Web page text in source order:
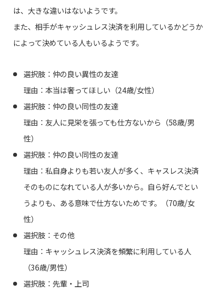
は、大きな違いはないようです。
また、相手がキャッシュレス決済を利用しているかどうか
によって決めている人もいるようです。
選択肢：仲の良い異性の友達
理由：本当は奢ってほしい（24歳/女性）
選択肢：仲の良い同性の友達
理由：友人に見栄を張っても仕方ないから（58歳/男
性）
選択肢：仲の良い同性の友達
理由：私自身よりも若い友人が多く、キャスレス決済
そのものになれている人が多いから。自ら好んでとい
うよりも、ある意味で仕方ないためです。（70歳/女
性）
選択肢：その他
理由：キャッシュレス決済を頻繁に利用している人
（36歳/男性）
選択肢：先輩・上司